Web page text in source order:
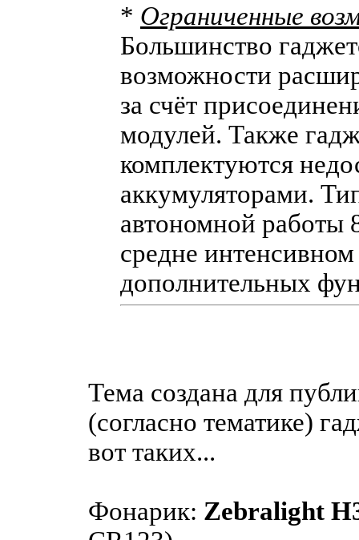
* Ограниченные
Большинство
возможности
за счёт
модулей. Также
комплектуются
аккумуляторами.
автономной работы
средне
дополнительных
Тема создана для
(согласно тематике)
вот таких...
Фонарик: Zebralight